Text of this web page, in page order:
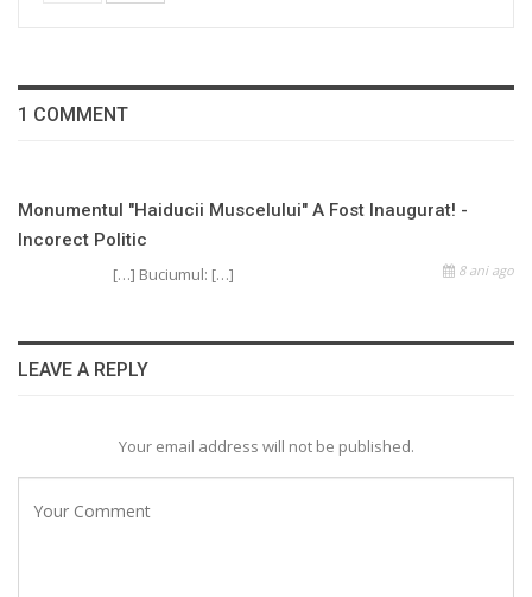
1 COMMENT
Monumentul "Haiducii Muscelului" A Fost Inaugurat! -
Incorect Politic
8 ani ago
[…] Buciumul: […]
LEAVE A REPLY
Your email address will not be published.